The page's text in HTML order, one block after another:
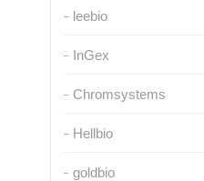
leebio
InGex
Chromsystems
Hellbio
goldbio